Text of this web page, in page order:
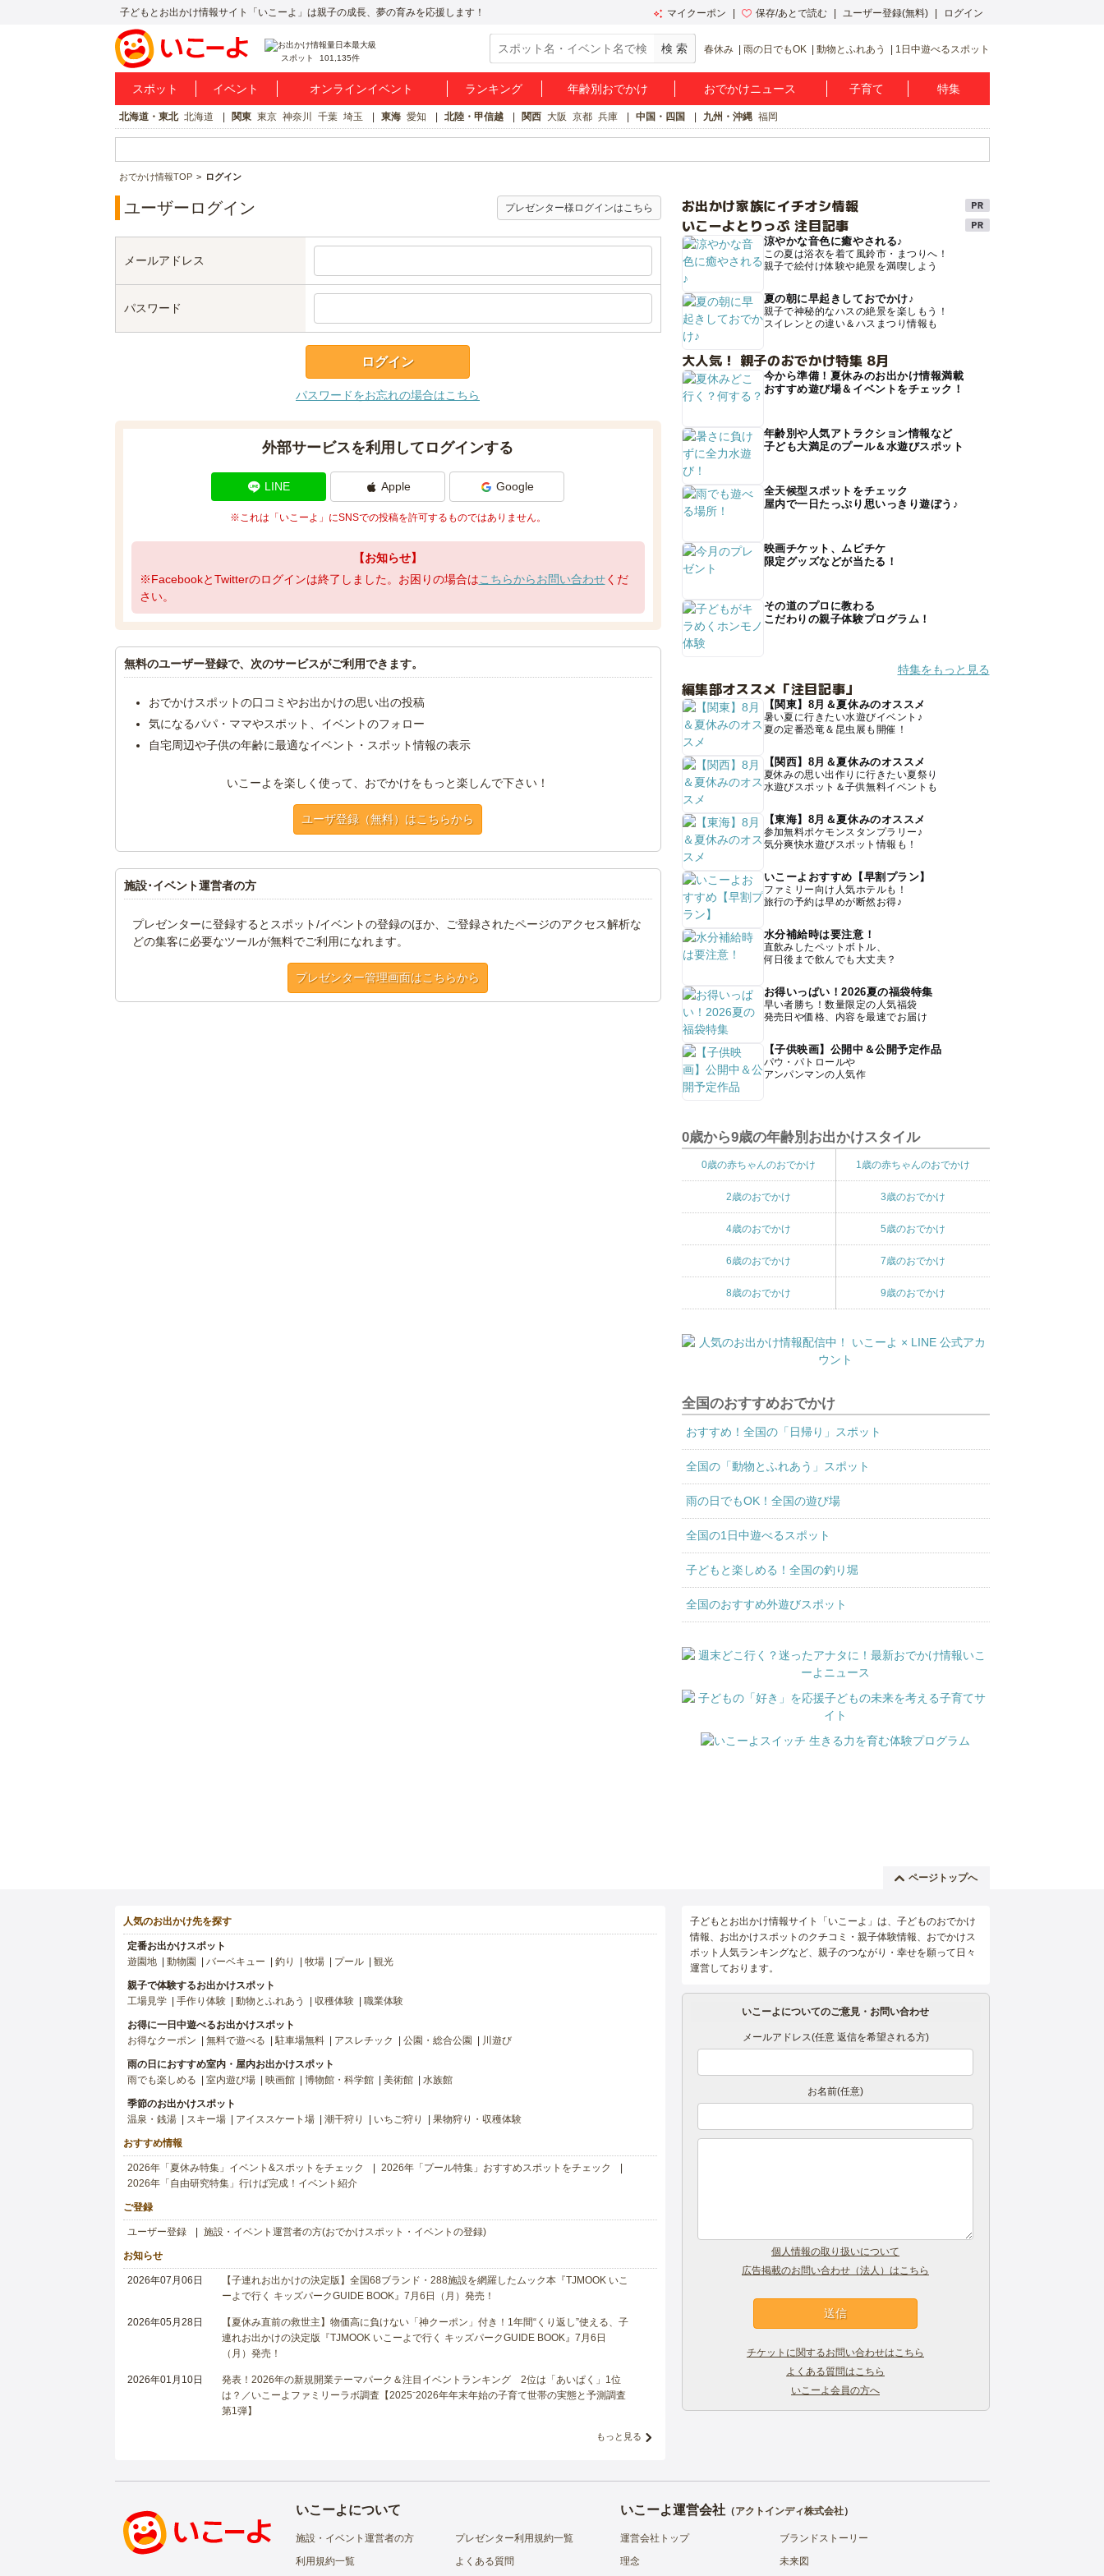
子どもとお出かけ情報サイト「いこーよ」は親子の成長、夢の育みを応援します！ マイクーポン 保存/あとで読む ユーザー登録(無料) ログイン
スポット 101,135件
春休み 雨の日でもOK 動物とふれあう 1日中遊べるスポット
スポット イベント オンラインイベント ランキング 年齢別おでかけ おでかけニュース 子育て 特集
北海道・東北 北海道 関東 東京 神奈川 千葉 埼玉 東海 愛知 北陸・甲信越 関西 大阪 京都 兵庫 中国・四国 九州・沖縄 福岡
おでかけ情報TOP ログイン
ユーザーログイン プレゼンター様ログインはこちら
メールアドレス
パスワード
パスワードをお忘れの場合はこちら
外部サービスを利用してログインする
LINE Apple Google
※これは「いこーよ」にSNSでの投稿を許可するものではありません。
【お知らせ】
※FacebookとTwitterのログインは終了しました。お困りの場合はこちらからお問い合わせくだ
さい。
無料のユーザー登録で、次のサービスがご利用できます。
おでかけスポットの口コミやお出かけの思い出の投稿
気になるパパ・ママやスポット、イベントのフォロー
自宅周辺や子供の年齢に最適なイベント・スポット情報の表示
いこーよを楽しく使って、おでかけをもっと楽しんで下さい！
ユーザ登録（無料）はこちらから
施設･イベント運営者の方
プレゼンターに登録するとスポット/イベントの登録のほか、ご登録されたページのアクセス解析な
どの集客に必要なツールが無料でご利用になれます。
プレゼンター管理画面はこちらから
お出かけ家族にイチオシ情報
いこーよとりっぷ 注目記事
涼やかな音色に癒やされる♪
この夏は浴衣を着て風鈴市・まつりへ！
親子で絵付け体験や絶景を満喫しよう
夏の朝に早起きしておでかけ♪
親子で神秘的なハスの絶景を楽しもう！
スイレンとの違い＆ハスまつり情報も
大人気！ 親子のおでかけ特集 8月
今から準備！夏休みのお出かけ情報満載
おすすめ遊び場＆イベントをチェック！
年齢別や人気アトラクション情報など
子ども大満足のプール＆水遊びスポット
全天候型スポットをチェック
屋内で一日たっぷり思いっきり遊ぼう♪
映画チケット、ムビチケ
限定グッズなどが当たる！
その道のプロに教わる
こだわりの親子体験プログラム！
特集をもっと見る
編集部オススメ「注目記事」
【関東】8月＆夏休みのオススメ
暑い夏に行きたい水遊びイベント♪
夏の定番恐竜＆昆虫展も開催！
【関西】8月＆夏休みのオススメ
夏休みの思い出作りに行きたい夏祭り
水遊びスポット＆子供無料イベントも
【東海】8月＆夏休みのオススメ
参加無料ポケモンスタンプラリー♪
気分爽快水遊びスポット情報も！
いこーよおすすめ【早割プラン】
ファミリー向け人気ホテルも！
旅行の予約は早めが断然お得♪
水分補給時は要注意！
直飲みしたペットボトル、
何日後まで飲んでも大丈夫？
お得いっぱい！2026夏の福袋特集
早い者勝ち！数量限定の人気福袋
発売日や価格、内容を最速でお届け
【子供映画】公開中＆公開予定作品
パウ・パトロールや
アンパンマンの人気作
0歳から9歳の年齢別お出かけスタイル
0歳の赤ちゃんのおでかけ 1歳の赤ちゃんのおでかけ
2歳のおでかけ 3歳のおでかけ
4歳のおでかけ 5歳のおでかけ
6歳のおでかけ 7歳のおでかけ
8歳のおでかけ 9歳のおでかけ
全国のおすすめおでかけ
おすすめ！全国の「日帰り」スポット
全国の「動物とふれあう」スポット
雨の日でもOK！全国の遊び場
全国の1日中遊べるスポット
子どもと楽しめる！全国の釣り堀
全国のおすすめ外遊びスポット
ページトップへ
人気のお出かけ先を探す
定番お出かけスポット
遊園地
動物園 バーベキュー 釣り 牧場 プール 観光
親子で体験するお出かけスポット
工場見学
手作り体験 動物とふれあう 収穫体験 職業体験
お得に一日中遊べるお出かけスポット
お得なクーポン
無料で遊べる 駐車場無料 アスレチック 公園・総合公園 川遊び
雨の日におすすめ室内・屋内お出かけスポット
雨でも楽しめる
室内遊び場 映画館 博物館・科学館 美術館 水族館
季節のお出かけスポット
温泉・銭湯
スキー場 アイススケート場 潮干狩り いちご狩り 果物狩り・収穫体験
おすすめ情報
2026年「夏休み特集」イベント&スポットをチェック
2026年「プール特集」おすすめスポットをチェック
2026年「自由研究特集」行けば完成！イベント紹介
ご登録
ユーザー登録 施設・イベント運営者の方(おでかけスポット・イベントの登録)
お知らせ
2026年07月06日
【子連れお出かけの決定版】全国68ブランド・288施設を網羅したムック本『TJMOOK いこ
ーよで行く キッズパークGUIDE BOOK』7月6日（月）発売！
2026年05月28日
【夏休み直前の救世主】物価高に負けない「神クーポン」付き！1年間“くり返し”使える、子
連れお出かけの決定版『TJMOOK いこーよで行く キッズパークGUIDE BOOK』7月6日
（月）発売！
2026年01月10日
発表！2026年の新規開業テーマパーク＆注目イベントランキング 2位は「あいぱく」1位
は？／いこーよファミリーラボ調査【2025⁻2026年年末年始の子育て世帯の実態と予測調査
第1弾】
もっと見る
子どもとお出かけ情報サイト「いこーよ」は、子どものおでかけ
情報、お出かけスポットのクチコミ・親子体験情報、おでかけス
ポット人気ランキングなど、親子のつながり・幸せを願って日々
運営しております。
いこーよについてのご意見・お問い合わせ
メールアドレス(任意 返信を希望される方)
お名前(任意)
個人情報の取り扱いについて
広告掲載のお問い合わせ（法人）はこちら
チケットに関するお問い合わせはこちら
よくある質問はこちら
いこーよ会員の方へ
いこーよについて
施設・イベント運営者の方
プレゼンター利用規約一覧
利用規約一覧
よくある質問
いこーよ運営会社（アクトインディ株式会社）
運営会社トップ
ブランドストーリー
理念
未来図